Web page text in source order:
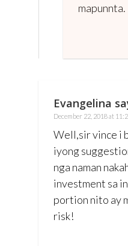
mapunnta.
Evangelina
December 22, 2018 at
Well,sir vince i
iyong
nga naman
investment sa
portion nito ay
risk!